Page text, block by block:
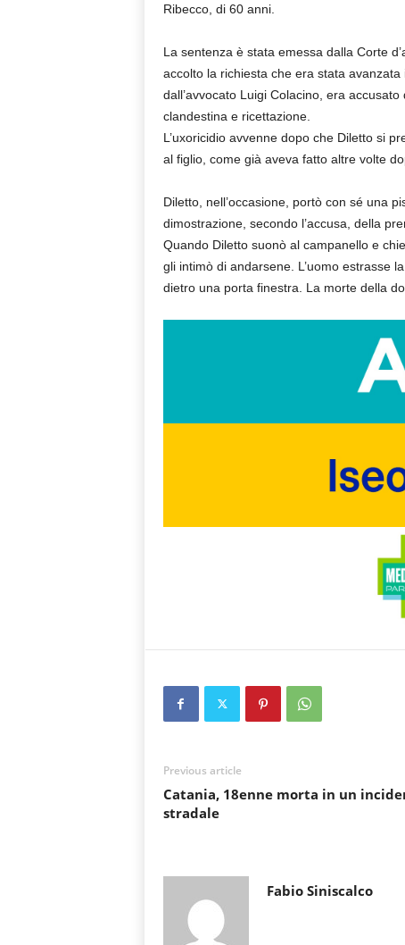
Ribecco, di 60 anni.
La sentenza è stata emessa dalla Corte
accolto la richiesta che era stata
dall’avvocato Luigi Colacino, era
clandestina e ricettazione.
L’uxoricidio avvenne dopo che Diletto si
al figlio, come già aveva fatto altre volte
Diletto, nell’occasione, portò con sé una
dimostrazione, secondo l’accusa, della
Quando Diletto suonò al campanello e
gli intimò di andarsene. L’uomo estrasse
dietro una porta finestra. La morte della
Previous article
Catania, 18enne morta in un
stradale
Fabio Siniscalco